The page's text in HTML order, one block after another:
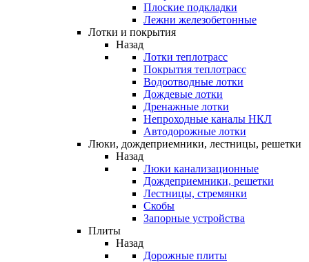
Плоские подкладки
Лежни железобетонные
Лотки и покрытия
Назад
Лотки теплотрасс
Покрытия теплотрасс
Водоотводные лотки
Дождевые лотки
Дренажные лотки
Непроходные каналы НКЛ
Автодорожные лотки
Люки, дождеприемники, лестницы, решетки
Назад
Люки канализационные
Дождеприемники, решетки
Лестницы, стремянки
Скобы
Запорные устройства
Плиты
Назад
Дорожные плиты